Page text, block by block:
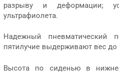
разрыву и деформации;
ультрафиолета.
Надежный пневматический
пятилучие выдерживают вес до
Высота по сиденью в